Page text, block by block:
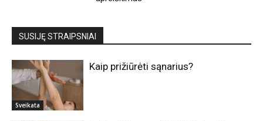
SUSIJĘ STRAIPSNIAI
Sveikata
Kaip prižiūrėti sąnarius?